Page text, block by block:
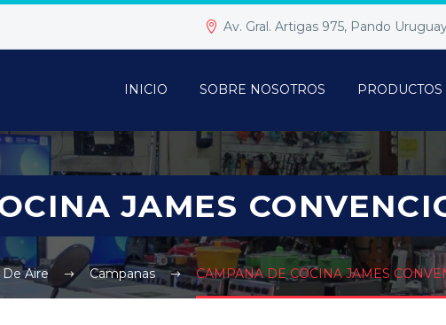
Av. Gral. Artigas 975, Pando
INICIO SOBRE NOSOTROS PRODUCTOS
JAMES
Aire Campanas CAMPANA DE COCINA JAMES